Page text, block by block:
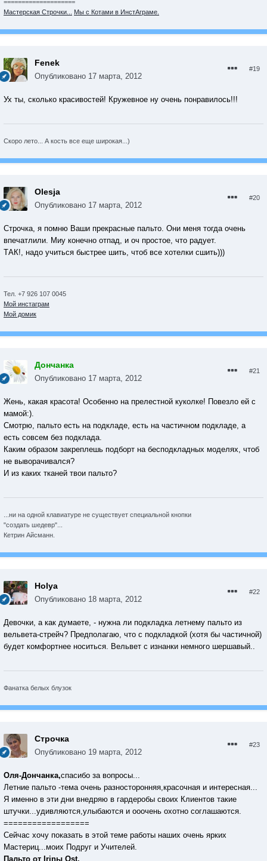
====================
Мастерская Строчки...
Мы с Котами в ИнстАграме.
Fenek
Опубликовано 17 марта, 2012
#19
Ух ты, сколько красивостей! Кружевное ну очень понравилось!!!
Скоро лето... А кость все еще широкая...)
Olesja
Опубликовано 17 марта, 2012
#20
Строчка, я помню Ваши прекрасные пальто. Они меня тогда очень
впечатлили. Миу конечно отпад, и оч простое, что радует.
ТАК!, надо учиться быстрее шить, чтоб все хотелки сшить)))
Тел. +7 926 107 0045
Мой инстаграм
Мой домик
Дончанка
Опубликовано 17 марта, 2012
#21
Жень, какая красота! Особенно на прелестной куколке! Повезло ей с
мамой:).
Смотрю, пальто есть на подкладе, есть на частичном подкладе, а
есть совсем без подклада.
Каким образом закреплешь подборт на бесподкладных моделях, чтоб
не выворачивался?
И из каких тканей твои пальто?
...ни на одной клавиатуре не существует специальной кнопки
"создать шедевр"...
Кетрин Айсманн.
Holya
Опубликовано 18 марта, 2012
#22
Девочки, а как думаете, - нужна ли подкладка летнему пальто из
вельвета-стрейч? Предполагаю, что с подкладкой (хотя бы частичной)
будет комфортнее носиться. Вельвет с изнанки немного шершавый..
Фанатка белых блузок
Строчка
Опубликовано 19 марта, 2012
#23
Оля-Дончанка,спасибо за вопросы...
Летние пальто -тема очень разносторонняя,красочная и интересная...
Я именно в эти дни внедряю в гардеробы своих Клиентов такие
штучки...удивляются,улыбаются и ооочень охотно соглашаются.
==================
Сейчас хочу показать в этой теме работы наших очень ярких
Мастериц...моих Подруг и Учителей.
Пальто от Irinы Ost.